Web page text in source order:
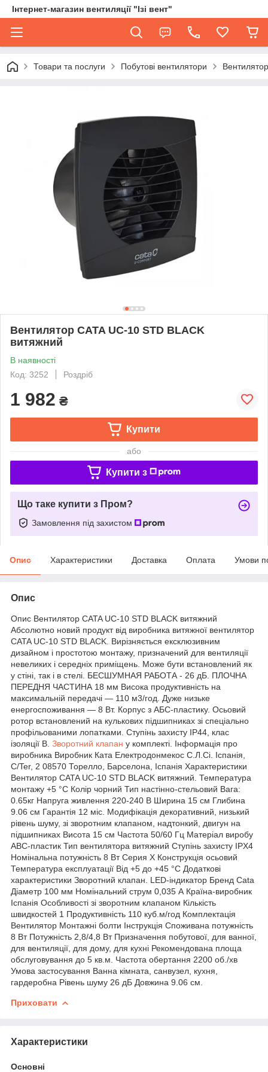
Інтернет-магазин вентиляції "Ізі вент"
Товари та послуги Побутові вентилятори
Вентилятор CATA UC-10 STD BLACK
витяжний
В наявності
Код: 3252
Роздріб
1 982 ₴
Купити
або
Купити з
Що таке купити з Пром?
Замовлення під захистом
Опис Характеристики Доставка Оплата Умови
Опис
Опис Вентилятор CATA UC-10 STD BLACK витяжний
Абсолютно новий продукт від виробника витяжної вентилятор
CATA UC-10 STD BLACK. Вирізняється ексклюзивним
дизайном і простотою монтажу, призначений для вентиляції
невеликих і середніх приміщень. Може бути встановлений як
у стіні, так і в стелі. БЕСШУМНАЯ РАБОТА - 26 дБ. ПЛОЧНА
ПЕРЕДНЯ ЧАСТИНА 18 мм Висока продуктивність на
максимальній передачі — 110 м3/год. Дуже низьке
енергоспоживання — 8 Вт. Корпус з АБС-пластику. Осьовий
ротор встановлений на кулькових підшипниках зі спеціально
профільованими лопатками. Ступінь захисту IP44, клас
ізоляції B. Зворотний клапан у комплекті. Інформація про
виробника Виробник Ката Електродонмекос С.Л.Сі. Іспанія,
C/Ter, 2 08570 Торелло, Барселона, Іспанія Характеристики
Вентилятор CATA UC-10 STD BLACK витяжний. Температура
монтажу +5 °C Колір чорний Тип настінно-стельовий Вага:
0.65кг Напруга живлення 220-240 В Ширина 15 см Глибина
9.06 см Гарантія 12 міс. Модифікація декоративний, низький
рівень шуму, зі зворотним клапаном, надтонкий, двигун на
підшипниках Висота 15 см Частота 50/60 Гц Матеріал виробу
АВС-пластик Тип вентилятора витяжний Ступінь захисту IPX4
Номінальна потужність 8 Вт Серия X Конструкція осьовий
Температура експлуатації Від +5 до +45 °C Додаткові
характеристики Зворотний клапан. LED-індикатор Бренд Cata
Діаметр 100 мм Номінальний струм 0,035 А Країна-виробник
Іспанія Особливості зі зворотним клапаном Кількість
швидкостей 1 Продуктивність 110 куб.м/год Комплектація
Вентилятор Монтажні болти Інструкція Споживана потужність
8 Вт Потужність 2,8/4,8 Вт Призначення побутової, для ванної,
для вентиляції, для дому, для кухні Рекомендована площа
обслуговування до 5 кв.м. Частота обертання 2200 об./хв
Умова застосування Ванна кімната, санвузел, кухня,
гардеробна Рівень шуму 26 дБ Довжина 9.06 см.
Приховати
Характеристики
Основні